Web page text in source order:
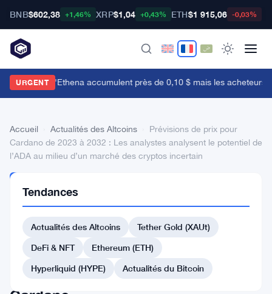
BNB$602,38 +1,46% XRP$1,04 +0,43% ETH$1 915,06 -0,03%
URGENT
baleines d'Ethena accumulent près de 0,10 $ mais les acheteurs
Accueil Actualités des Altcoins
Prévisions de prix pour
Cardano de 2023 à 2032 : Les analystes analysent le potentiel de
l’ADA au milieu d’un marché des cryptos incertain
DES
ALTCOINS
Prévisions
prix
pour
Tendances
Actualités des Altcoins
Tether Gold (XAUt)
DeFi & NFT
Ethereum (ETH)
Hyperliquid (HYPE)
Actualités du Bitcoin